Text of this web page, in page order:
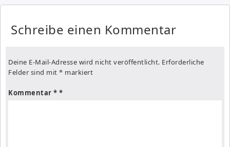
Schreibe einen Kommentar
Deine E-Mail-Adresse wird nicht veröffentlicht. Erforderliche
Felder sind mit * markiert
Kommentar *